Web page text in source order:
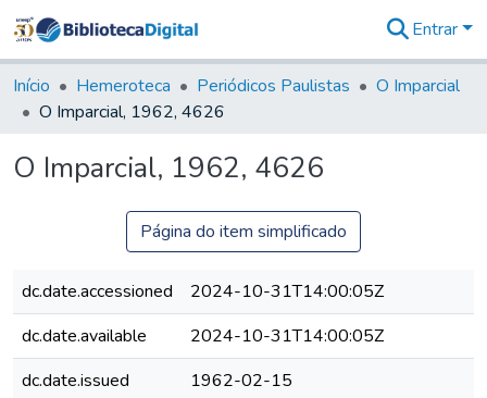
&
Coleções
Tudo na
Digital
Entrar
Início Hemeroteca Periódicos Paulistas
O Imparcial
O Imparcial, 1962, 4626
O Imparcial, 1962, 4626
Página do item simplificado
dc.date.accessioned
2024-10-31T14:00:05Z
dc.date.available
2024-10-31T14:00:05Z
dc.date.issued
1962-02-15